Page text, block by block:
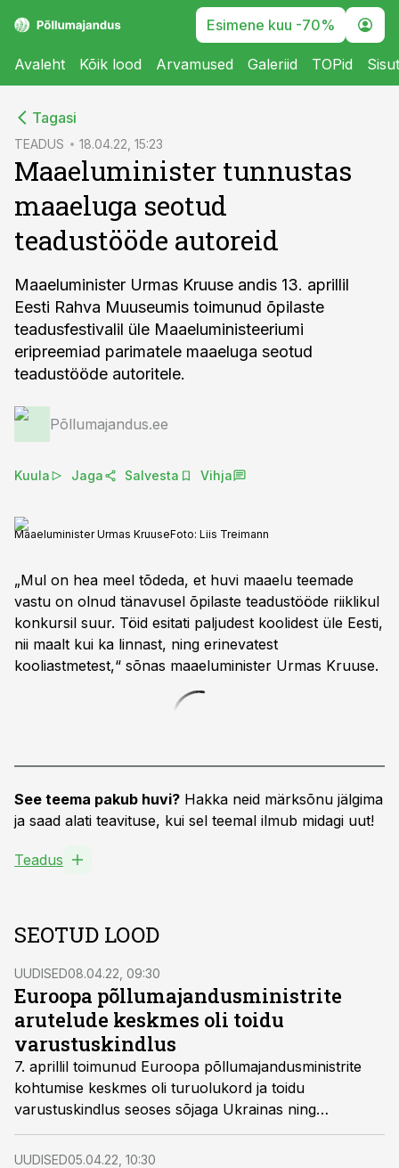
Esimene kuu -70%
Avaleht Kõik lood Arvamused Galeriid TOPid
Tagasi
TEADUS 18.04.22, 15:23
Maaeluminister tunnustas
maaeluga seotud
teadustööde autoreid
Maaeluminister Urmas Kruuse andis 13. aprillil
Eesti Rahva Muuseumis toimunud õpilaste
teadusfestivalil üle Maaeluministeeriumi
eripreemiad parimatele maaeluga seotud
teadustööde autoritele.
Põllumajandus.ee
Kuula Jaga Salvesta Vihja
Maaeluminister Urmas KruuseFoto: Liis Treimann
„Mul on hea meel tõdeda, et huvi maaelu teemade
vastu on olnud tänavusel õpilaste teadustööde riiklikul
konkursil suur. Töid esitati paljudest koolidest üle Eesti,
nii maalt kui ka linnast, ning erinevatest
kooliastmetest,“ sõnas maaeluminister Urmas Kruuse.
See teema pakub huvi? Hakka neid märksõnu jälgima
ja saad alati teavituse, kui sel teemal ilmub midagi uut!
Teadus
SEOTUD LOOD
UUDISED08.04.22, 09:30
Euroopa põllumajandusministrite
arutelude keskmes oli toidu
varustuskindlus
7. aprillil toimunud Euroopa põllumajandusministrite
kohtumise keskmes oli turuolukord ja toidu
varustuskindlus seoses sõjaga Ukrainas ning
maakasutuspoliitikate roll kliimaeesmärkide
saavutamisel.
UUDISED05.04.22, 10:30